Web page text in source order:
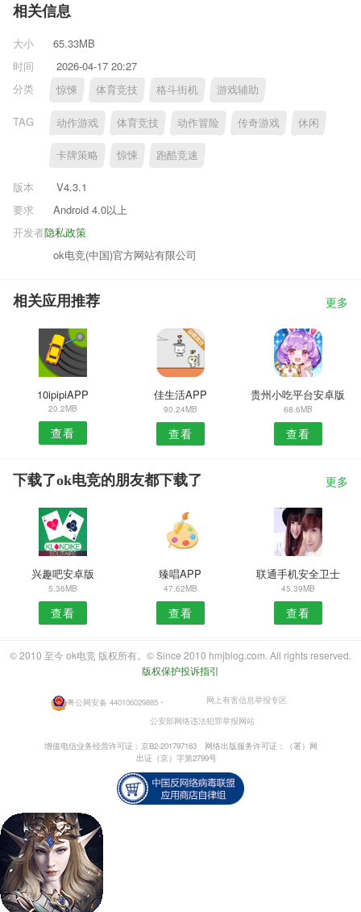
相关信息
大小
65.33MB
时间
2026-04-17 20:27
分类
惊悚 体育竞技 格斗街机 游戏辅助
TAG 动作游戏 体育竞技 动作冒险 传奇游戏 休闲
卡牌策略 惊悚 跑酷竞速
版本
V4.3.1
要求
Android 4.0以上
隐私政策
开发者
ok电竞(中国)官方网站有限公司
相关应用推荐 更多
10ipipiAPP
20.2MB
查看
佳生活APP
90.24MB
查看
贵州小吃平台安卓版
68.6MB
查看
下载了ok电竞的朋友都下载了 更多
兴趣吧安卓版
5.36MB
查看
臻唱APP
47.62MB
查看
联通手机安全卫士
45.39MB
查看
© 2010 至今 ok电竞 版权所有。© Since 2010 hmjblog.com. All rights reserved.
版权保护投诉指引
粤公网安备 440106029885・
网上有害信息举报专区
公安部网络违法犯罪举报网站
增值电信业务经营许可证：京B2-201797163
网络出版服务许可证：（署）网
出证（京）字第2799号